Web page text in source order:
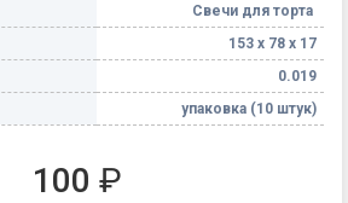
Свечи для торта
153 х 78 х 17
0.019
упаковка (10 штук)
100 ₽